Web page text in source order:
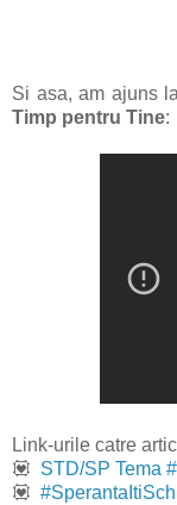
Si asa, am ajuns
Timp pentru Tine:
Link-urile catre
💟 STD/SP Tema
💟